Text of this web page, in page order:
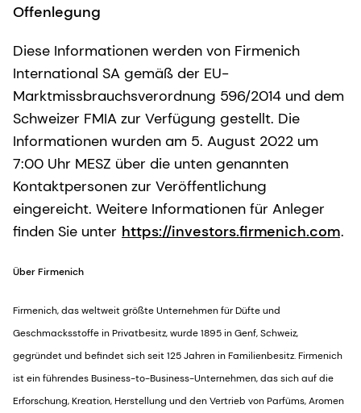
Offenlegung
Diese Informationen werden von Firmenich
International SA gemäß der EU-
Marktmissbrauchsverordnung 596/2014 und dem
Schweizer FMIA zur Verfügung gestellt. Die
Informationen wurden am 5. August 2022 um
7:00 Uhr MESZ über die unten genannten
Kontaktpersonen zur Veröffentlichung
eingereicht. Weitere Informationen für Anleger
finden Sie unter https://investors.firmenich.com.
Über Firmenich
Firmenich, das weltweit größte Unternehmen für Düfte und
Geschmacksstoffe in Privatbesitz, wurde 1895 in Genf, Schweiz,
gegründet und befindet sich seit 125 Jahren in Familienbesitz. Firmenich
ist ein führendes Business-to-Business-Unternehmen, das sich auf die
Erforschung, Kreation, Herstellung und den Vertrieb von Parfüms, Aromen